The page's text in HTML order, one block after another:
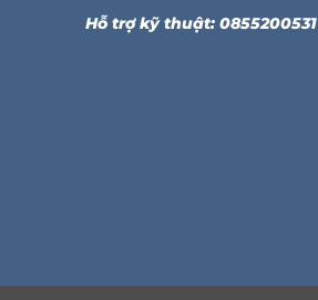
Hỗ trợ kỹ thuật: 0855200531